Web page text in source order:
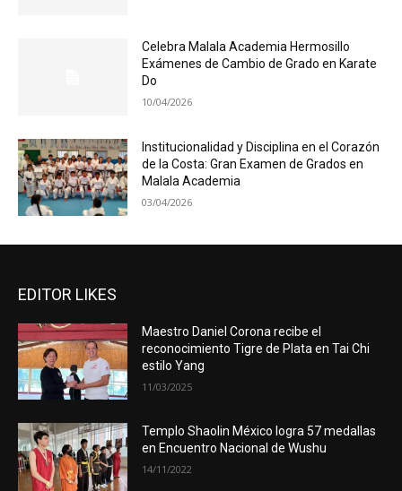
Celebra Malala Academia Hermosillo
Exámenes de Cambio de Grado en Karate
Do
10/04/2026
Institucionalidad y Disciplina en el Corazón
de la Costa: Gran Examen de Grados en
Malala Academia
03/04/2026
EDITOR LIKES
Maestro Daniel Corona recibe el
reconocimiento Tigre de Plata en Tai Chi
estilo Yang
11/03/2025
Templo Shaolin México logra 57 medallas
en Encuentro Nacional de Wushu
14/11/2022